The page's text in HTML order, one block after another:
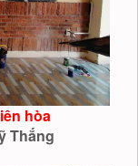
hòa
Thắng